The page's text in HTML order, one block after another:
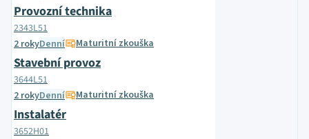
Provozní technika
2343L51
2 rokyDenní Maturitní zkouška
Stavební provoz
3644L51
2 rokyDenní Maturitní zkouška
Instalatér
3652H01